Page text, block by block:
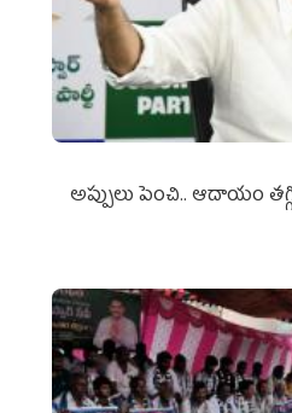
అప్పులు పెంచి.. ఆదాయం